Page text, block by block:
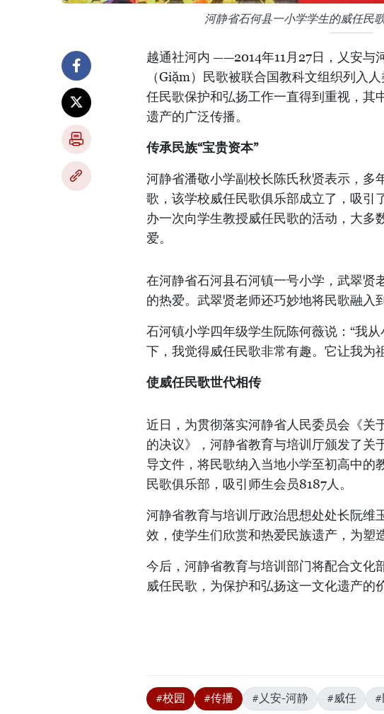
河静省石何县一小学学生的威任民
越通社河内 ——2014年11月27日，乂安
（Giặm）民歌被联合国教科文组织列入
任民歌保护和弘扬工作一直得到重视，其
遗产的广泛传播。
传承民族“宝贵资本”
河静省潘敬小学副校长陈氏秋贤表示，多
歌，该学校威任民歌俱乐部成立了，吸引
办一次向学生教授威任民歌的活动，大多
爱。
在河静省石河县石河镇一号小学，武翠贤
的热爱。武翠贤老师还巧妙地将民歌融入
石河镇小学四年级学生阮陈何薇说：“我
下，我觉得威任民歌非常有趣。它让我为
使威任民歌世代相传
近日，为贯彻落实河静省人民委员会《关
的决议》，河静省教育与培训厅颁发了关
导文件，将民歌纳入当地小学至初高中的
民歌俱乐部，吸引师生会员8187人。
河静省教育与培训厅政治思想处处长阮维
效，使学生们欣赏和热爱民族遗产，为塑
今后，河静省教育与培训部门将配合文化
威任民歌，为保护和弘扬这一文化遗产的
#校园 #传播 #乂安-河静 #威任 #